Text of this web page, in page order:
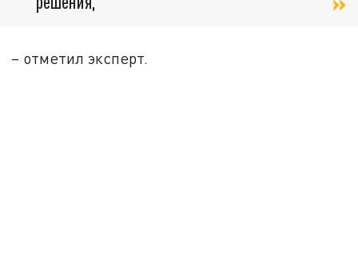
– отметил эксперт.